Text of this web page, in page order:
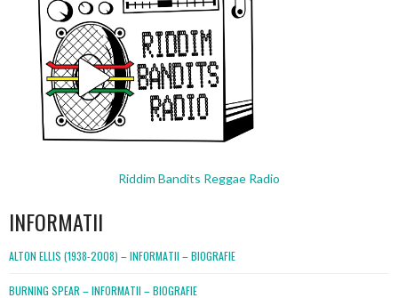
Riddim Bandits Reggae Radio
INFORMATII
ALTON ELLIS (1938-2008) – INFORMATII – BIOGRAFIE
BURNING SPEAR – INFORMATII – BIOGRAFIE